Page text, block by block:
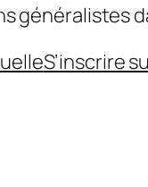
généralistes
S’inscrire